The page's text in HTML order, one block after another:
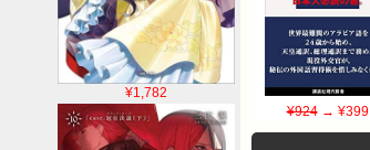
¥1,782
¥924→ ¥399